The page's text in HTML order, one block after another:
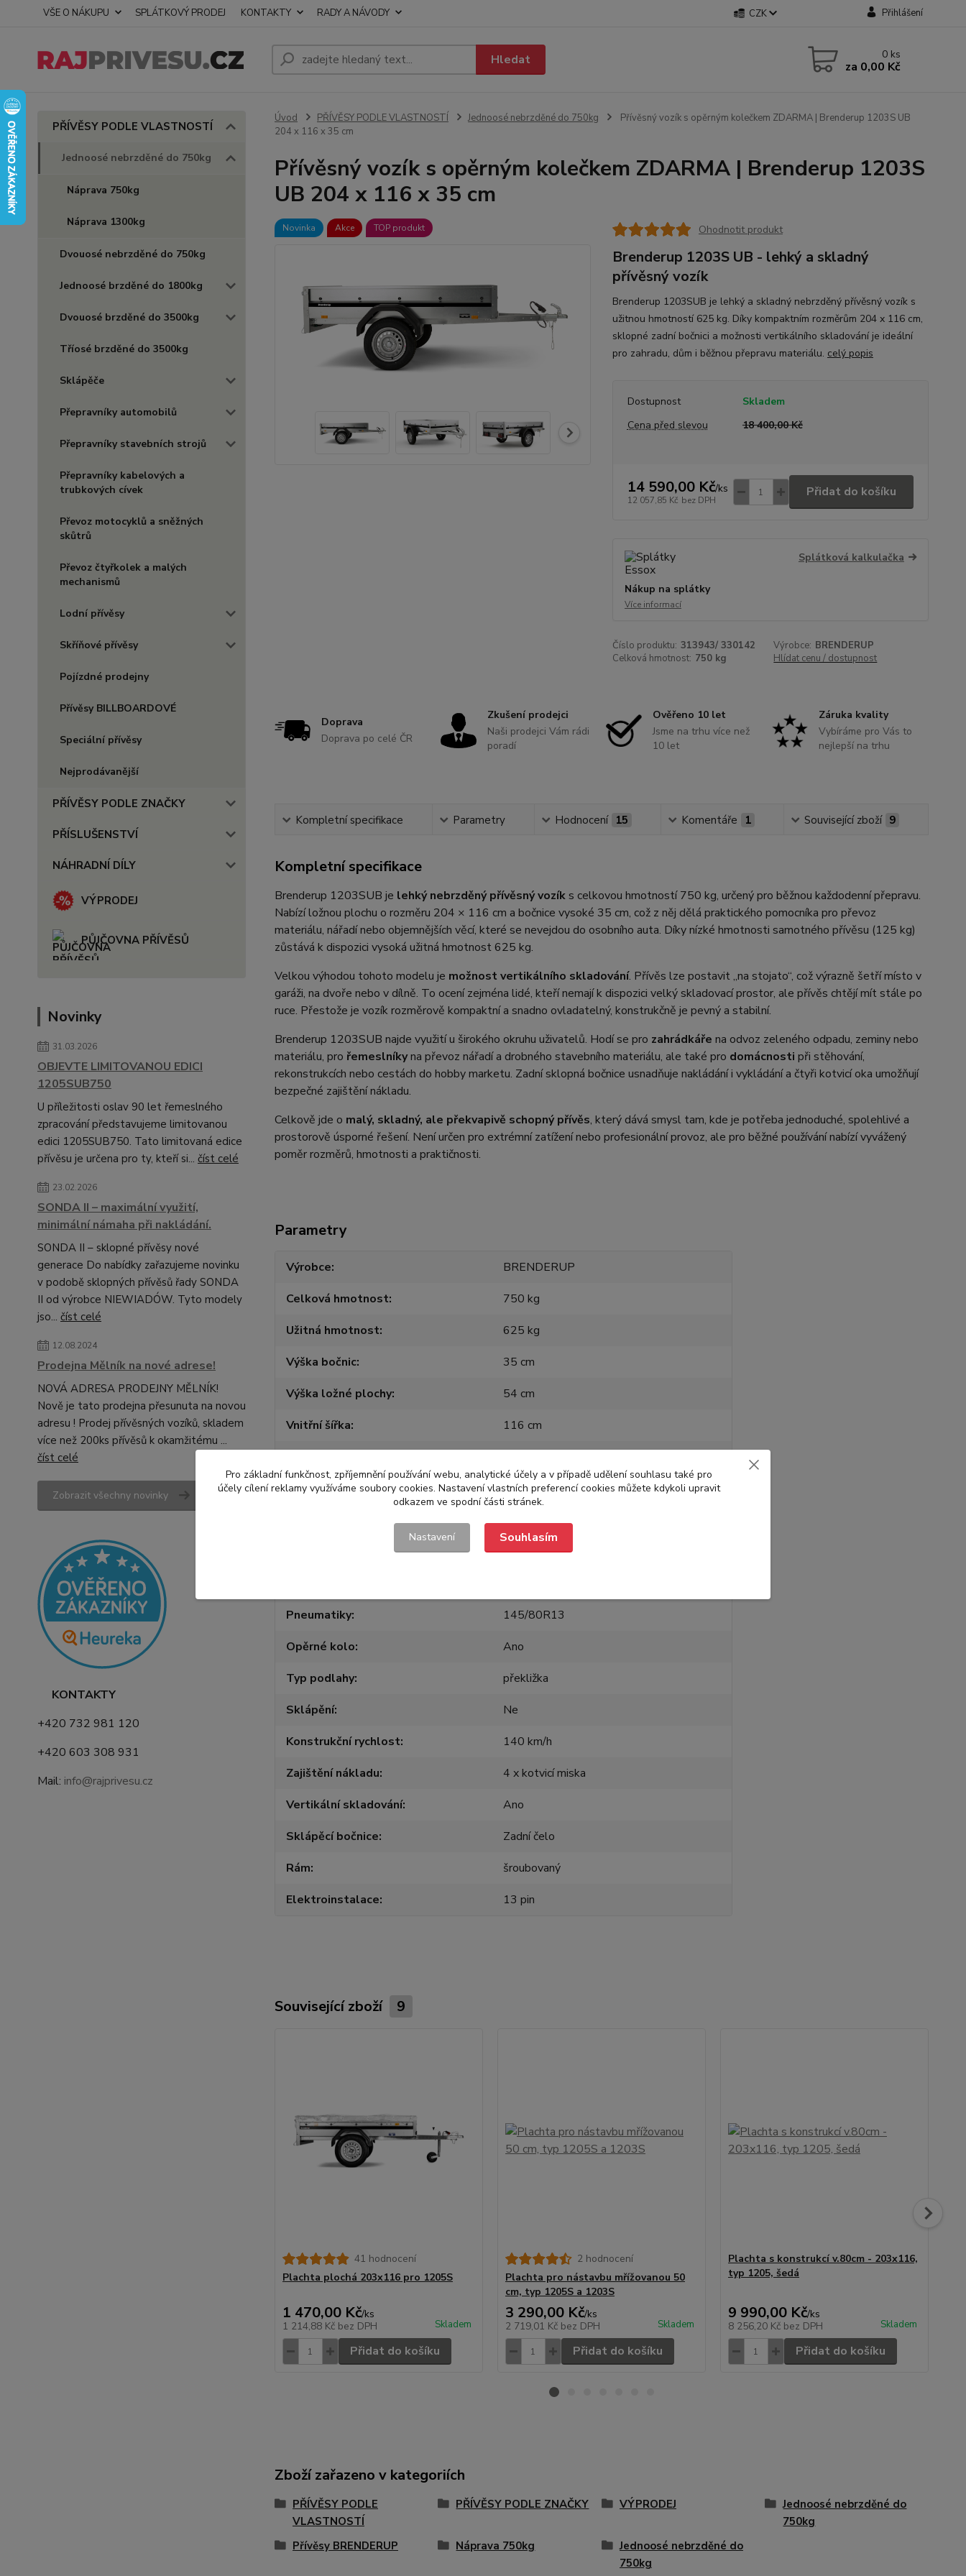
VŠE O NÁKUPU SPLÁTKOVÝ PRODEJ KONTAKTY RADY A NÁVODY CZK Přihlášení
Hledat 0 ks
za 0,00 Kč
PŘÍVĚSY PODLE VLASTNOSTÍ
Jednoosé nebrzděné do 750kg
Náprava 750kg
Náprava 1300kg
Dvouosé nebrzděné do 750kg
Jednoosé brzděné do 1800kg
Dvouosé brzděné do 3500kg
Tříosé brzděné do 3500kg
Sklápěče
Přepravníky automobilů
Přepravníky stavebních strojů
Přepravníky kabelových a
trubkových cívek
Převoz motocyklů a sněžných
skůtrů
Převoz čtyřkolek a malých
mechanismů
Lodní přívěsy
Skříňové přívěsy
Pojízdné prodejny
Přívěsy BILLBOARDOVÉ
Speciální přívěsy
Nejprodávanější
PŘÍVĚSY PODLE ZNAČKY
PŘÍSLUŠENSTVÍ
NÁHRADNÍ DÍLY
VÝPRODEJ
PŮJČOVNA PŘÍVĚSŮ
Novinky
31.03.2026
OBJEVTE LIMITOVANOU EDICI
1205SUB750
U příležitosti oslav 90 let řemeslného
zpracování představujeme limitovanou
edici 1205SUB750. Tato limitovaná edice
přívěsu je určena pro ty, kteří si... číst celé
23.02.2026
SONDA II – maximální využití,
minimální námaha při nakládání.
SONDA II – sklopné přívěsy nové
generace Do nabídky zařazujeme novinku
v podobě sklopných přívěsů řady SONDA
II od výrobce NIEWIADÓW. Tyto modely
jso... číst celé
12.08.2024
Prodejna Mělník na nové adrese!
NOVÁ ADRESA PRODEJNY MĚLNÍK!
Nově je tato prodejna přesunuta na novou
adresu ! Prodej přívěsných vozíků, skladem
více než 200ks přívěsů k okamžitému ...
číst celé
Zobrazit všechny novinky
KONTAKTY
+420 732 981 120
+420 603 308 931
Mail: info@rajprivesu.cz
Úvod PŘÍVĚSY PODLE VLASTNOSTÍ Jednoosé nebrzděné do 750kg
Přívěsný vozík s opěrným kolečkem ZDARMA | Brenderup 1203S UB
204 x 116 x 35 cm
Přívěsný vozík s opěrným kolečkem ZDARMA | Brenderup 1203S
UB 204 x 116 x 35 cm
Novinka Akce TOP produkt Ohodnotit produkt
Brenderup 1203S UB - lehký a skladný
přívěsný vozík
Brenderup 1203SUB je lehký a skladný nebrzděný přívěsný vozík s
užitnou hmotností 625 kg. Díky kompaktním rozměrům 204 x 116 cm,
sklopné zadní bočnici a možnosti vertikálního skladování je ideální
pro zahradu, dům i běžnou přepravu materiálu. celý popis
Dostupnost
Skladem
Cena před slevou
18 400,00 Kč
14 590,00 Kč/ks
12 057,85 Kč bez DPH
Přidat do košíku
Splátková kalkulačka
Nákup na splátky
Více informací
Číslo produktu: 313943/ 330142 Výrobce: BRENDERUP
Celková hmotnost: 750 kg Hlídat cenu / dostupnost
Doprava
Doprava po celé ČR
Zkušení prodejci
Naši prodejci Vám rádi
poradí
Ověřeno 10 let
Jsme na trhu více než
10 let
Záruka kvality
Vybíráme pro Vás to
nejlepší na trhu
Kompletní specifikace Parametry Hodnocení 15 Komentáře 1 Související zboží 9
Kompletní specifikace
Brenderup 1203SUB je lehký nebrzděný přívěsný vozíks celkovou hmotností 750 kg, určený pro běžnou každodenní přepravu.
Nabízí ložnou plochu o rozměru 204 × 116 cm a bočnice vysoké 35 cm, což z něj dělá praktického pomocníka pro převoz
materiálu, nářadí nebo objemnějších věcí, které se nevejdou do osobního auta. Díky nízké hmotnosti samotného přívěsu (125 kg)
zůstává k dispozici vysoká užitná hmotnost 625 kg.
Velkou výhodou tohoto modelu je možnost vertikálního skladování. Přívěs lze postavit „na stojato“, což výrazně šetří místo v
garáži, na dvoře nebo v dílně. To ocení zejména lidé, kteří nemají k dispozici velký skladovací prostor, ale přívěs chtějí mít stále po
ruce. Přestože je vozík rozměrově kompaktní a snadno ovladatelný, konstrukčně je pevný a stabilní.
Brenderup 1203SUB najde využití u širokého okruhu uživatelů. Hodí se pro zahrádkáře na odvoz zeleného odpadu, zeminy nebo
materiálu, pro řemeslníkyna převoz nářadí a drobného stavebního materiálu, ale také pro domácnosti při stěhování,
rekonstrukcích nebo cestách do hobby marketu. Zadní sklopná bočnice usnadňuje nakládání i vykládání a čtyři kotvicí oka umožňují
bezpečné zajištění nákladu.
Celkově jde o malý, skladný, ale překvapivě schopný přívěs, který dává smysl tam, kde je potřeba jednoduché, spolehlivé a
prostorově úsporné řešení. Není určen pro extrémní zatížení nebo profesionální provoz, ale pro běžné používání nabízí vyvážený
poměr rozměrů, hmotnosti a praktičnosti.
Parametry
Výrobce
BRENDERUP
Celková hmotnost
750 kg
Užitná hmotnost
625 kg
Výška bočnic
35 cm
Výška ložné plochy
54 cm
Vnitřní šířka
116 cm
Celková šířka
159 cm
299 cm
Ne
Pneumatiky
145/80R13
Opěrné kolo
Ano
Typ podlahy
překližka
Sklápění
Ne
Konstrukční rychlost
140 km/h
Zajištění nákladu
4 x kotvicí miska
Vertikální skladování
Ano
Sklápěcí bočnice
Zadní čelo
Rám
šroubovaný
Elektroinstalace
13 pin
Související zboží 9
41 hodnocení
Plachta plochá 203x116 pro 1205S
1 470,00 Kč/ks
1 214,88 Kč bez DPH Skladem
Přidat do košíku
2 hodnocení
Plachta pro nástavbu mřížovanou 50
cm, typ 1205S a 1203S
3 290,00 Kč/ks
2 719,01 Kč bez DPH Skladem
Přidat do košíku
Plachta s konstrukcí v.80cm - 203x116,
typ 1205, šedá
9 990,00 Kč/ks
8 256,20 Kč bez DPH Skladem
Přidat do košíku
Zboží zařazeno v kategoriích
PŘÍVĚSY PODLE
VLASTNOSTÍ
PŘÍVĚSY PODLE ZNAČKY VÝPRODEJ
Jednoosé nebrzděné do
750kg
Přívěsy BRENDERUP
Náprava 750kg
Jednoosé nebrzděné do
750kg
Pro základní funkčnost, zpříjemnění používání webu, analytické účely a v případě udělení souhlasu také pro
účely cílení reklamy využíváme soubory cookies. Nastavení vlastních preferencí cookies můžete kdykoli upravit
odkazem ve spodní části stránek.
Nastavení Souhlasím